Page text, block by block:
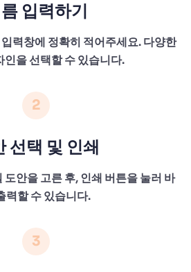
입력하기
력창에 정확히 적어주세요. 다양한
인을 선택할 수 있습니다.
2
선택 및 인쇄
도안을 고른 후, 인쇄 버튼을 눌러 바
력할 수 있습니다.
3